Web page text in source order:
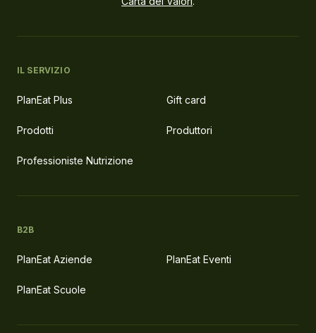
IL SERVIZIO
PlanEat Plus Gift card
Prodotti Produttori
Professioniste Nutrizione
B2B
PlanEat Aziende PlanEat Eventi
PlanEat Scuole